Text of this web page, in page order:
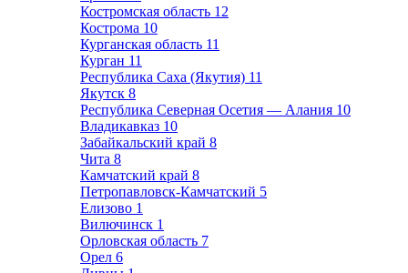
Костромская область 12
Кострома 10
Курганская область 11
Курган 11
Республика Саха (Якутия) 11
Якутск 8
Республика Северная Осетия — Алания 10
Владикавказ 10
Забайкальский край 8
Чита 8
Камчатский край 8
Петропавловск-Камчатский 5
Елизово 1
Вилючинск 1
Орловская область 7
Орел 6